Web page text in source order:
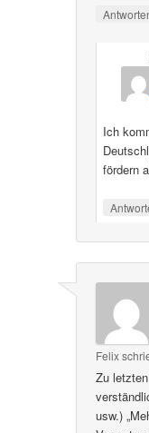
Ich
fördern
Felix
Zu
usw.)